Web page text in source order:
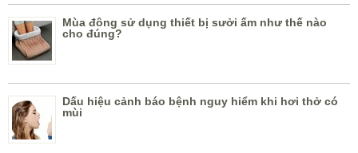
Mùa đông sử dụng thiết bị sưởi ấm như thế nào
cho đúng?
Dấu hiệu cảnh báo bệnh nguy hiểm khi hơi thở có
mùi